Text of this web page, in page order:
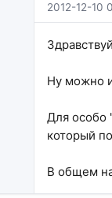
2012-12-10
Ну можно
Для особо
который
В общем